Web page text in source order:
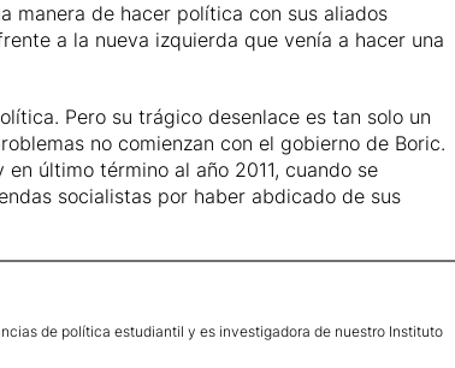
manera de hacer política con sus aliados
a la nueva izquierda que venía a hacer una
Pero su trágico desenlace es tan solo un
no comienzan con el gobierno de Boric.
último término al año 2011, cuando se
socialistas por haber abdicado de sus
de política estudiantil y es investigadora de nuestro Instituto